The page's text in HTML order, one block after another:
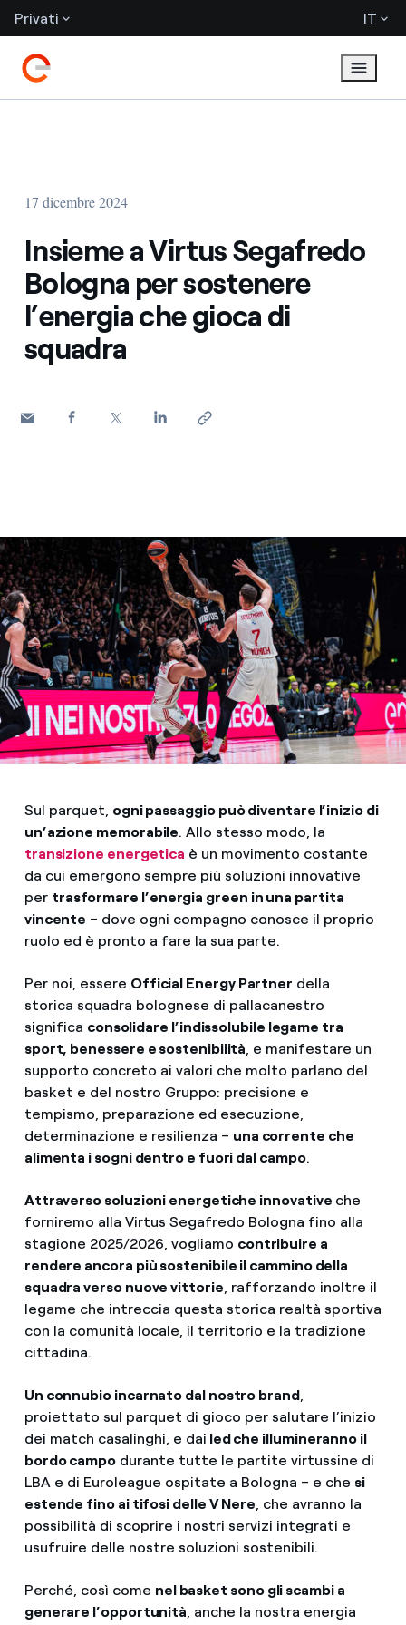
Privati IT
17 dicembre 2024
Insieme a Virtus Segafredo
Bologna per sostenere
l’energia che gioca di
squadra
Sul parquet, ogni passaggio può diventare l’inizio di
un’azione memorabile. Allo stesso modo, la
transizione energetica è un movimento costante
da cui emergono sempre più soluzioni innovative
per trasformare l’energia green in una partita
vincente – dove ogni compagno conosce il proprio
ruolo ed è pronto a fare la sua parte.
Per noi, essere Official Energy Partner della
storica squadra bolognese di pallacanestro
significa consolidare l’indissolubile legame tra
sport, benessere e sostenibilità, e manifestare un
supporto concreto ai valori che molto parlano del
basket e del nostro Gruppo: precisione e
tempismo, preparazione ed esecuzione,
determinazione e resilienza – una corrente che
alimenta i sogni dentro e fuori dal campo.
Attraverso soluzioni energetiche innovative che
forniremo alla Virtus Segafredo Bologna fino alla
stagione 2025/2026, vogliamo contribuire a
rendere ancora più sostenibile il cammino della
squadra verso nuove vittorie, rafforzando inoltre il
legame che intreccia questa storica realtà sportiva
con la comunità locale, il territorio e la tradizione
cittadina.
Un connubio incarnato dal nostro brand,
proiettato sul parquet di gioco per salutare l’inizio
dei match casalinghi, e dai led che illumineranno il
bordo campo durante tutte le partite virtussine di
LBA e di Euroleague ospitate a Bologna – e che si
estende fino ai tifosi delle V Nere, che avranno la
possibilità di scoprire i nostri servizi integrati e
usufruire delle nostre soluzioni sostenibili.
Perché, così come nel basket sono gli scambi a
generare l’opportunità, anche la nostra energia